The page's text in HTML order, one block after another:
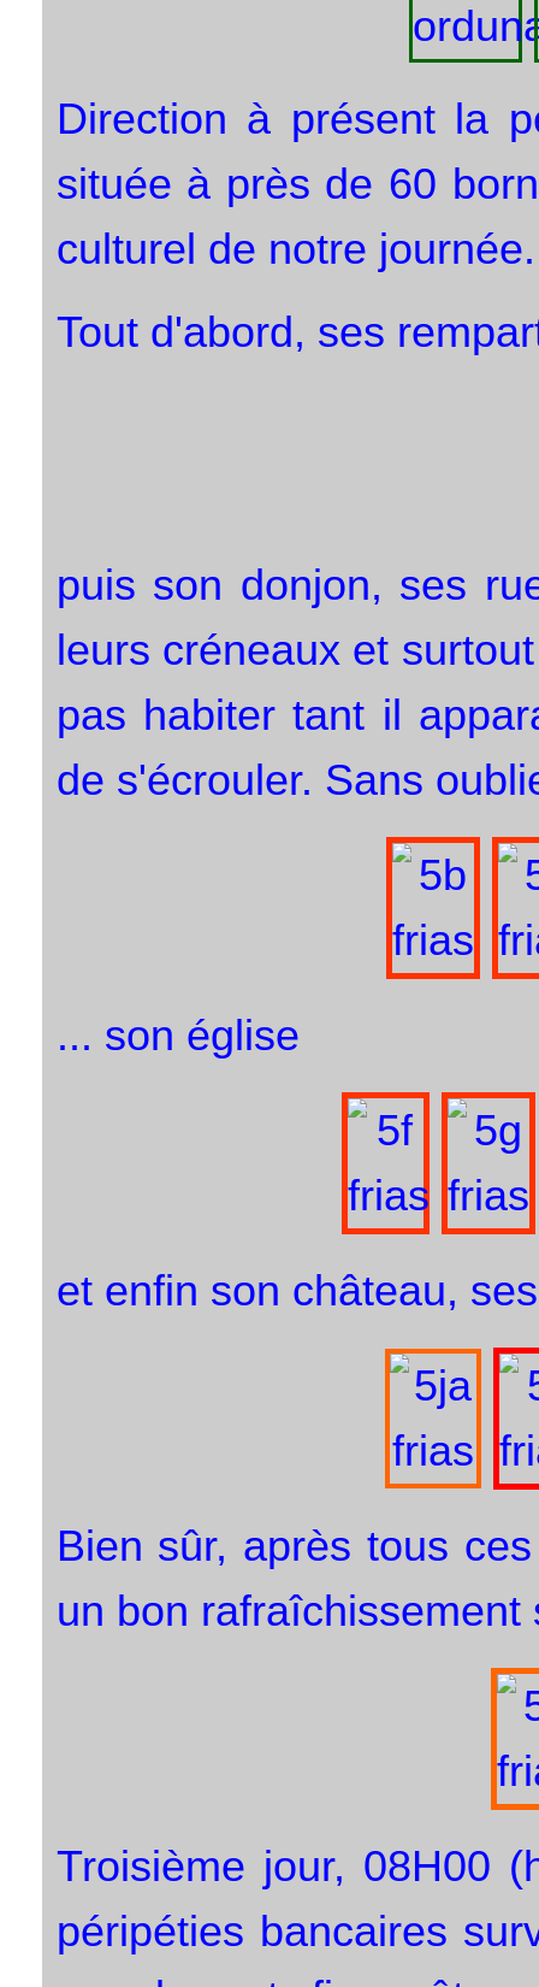
Direction à présent la
située à près de 60
culturel de notre journée.
Tout d'abord, ses
puis son donjon, ses
leurs créneaux et
pas habiter tant il
de s'écrouler. Sans
... son église
et enfin son château,
Bien sûr, après tous
un bon rafraîchissement
Troisième jour, 08H00
péripéties bancaires